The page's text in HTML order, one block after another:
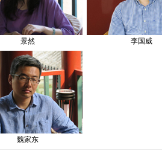
景然 李国威
魏家东